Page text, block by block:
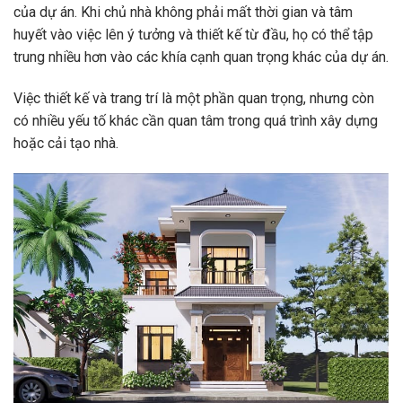
của dự án. Khi chủ nhà không phải mất thời gian và tâm
huyết vào việc lên ý tưởng và thiết kế từ đầu, họ có thể tập
trung nhiều hơn vào các khía cạnh quan trọng khác của dự án.
Việc thiết kế và trang trí là một phần quan trọng, nhưng còn
có nhiều yếu tố khác cần quan tâm trong quá trình xây dựng
hoặc cải tạo nhà.